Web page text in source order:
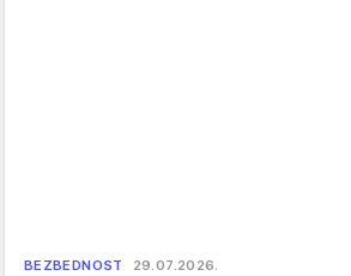
BEZBEDNOST 29.07.2026.